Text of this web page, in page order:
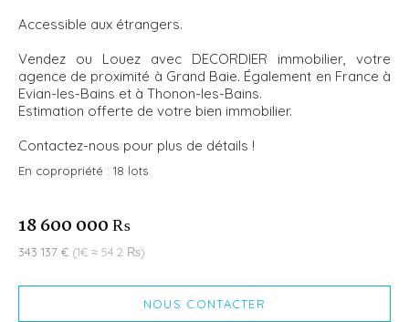
Accessible aux étrangers.
Vendez ou Louez avec DECORDIER immobilier, votre
agence de proximité à Grand Baie. Également en France à
Evian-les-Bains et à Thonon-les-Bains.
Estimation offerte de votre bien immobilier.
Contactez-nous pour plus de détails !
En copropriété : 18 lots
18 600 000 ₨
343 137 € (1€ ≈ 54.2 ₨)
NOUS CONTACTER